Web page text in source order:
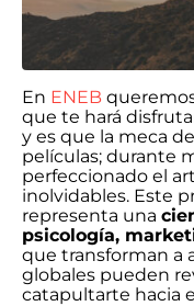
En ENEB
que te hará
y es que la meca
películas; durante
perfeccionado el
inolvidables. Este
representa una
psicología,
que transforman a
globales pueden
catapultarte hacia